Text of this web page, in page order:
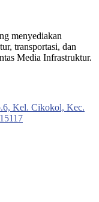
menyediakan
transportasi, dan
Media Infrastruktur.
Kel. Cikokol, Kec.